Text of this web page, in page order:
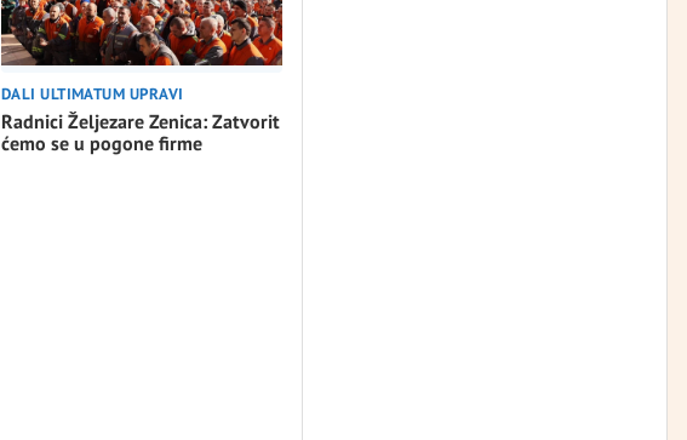
DALI ULTIMATUM UPRAVI
Radnici Željezare Zenica: Zatvorit
ćemo se u pogone firme